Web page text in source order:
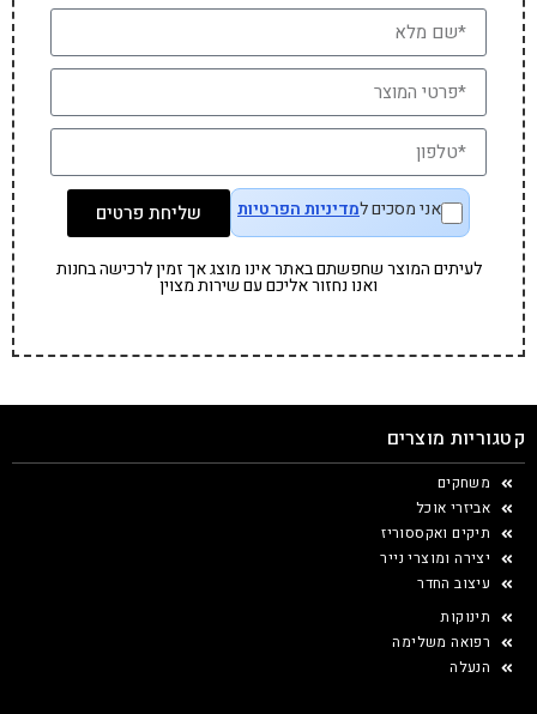
אני מסכים למדיניות הפרטיות שליחת פרטים
לעיתים המוצר שחפשתם באתר אינו מוצג אך זמין לרכישה בחנות
ואנו נחזור אליכם עם שירות מצוין
קטגוריות מוצרים
משחקים
אביזרי אוכל
תיקים ואקססוריז
יצירה ומוצרי נייר
עיצוב החדר
תינוקות
רפואה משלימה
הנעלה